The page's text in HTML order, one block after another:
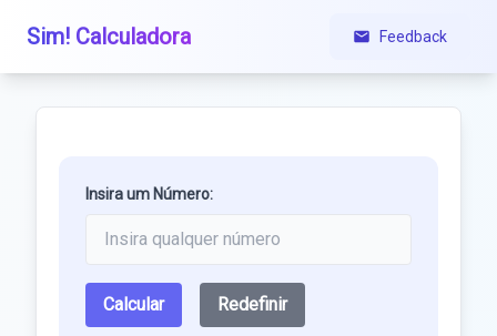
Sim! Calculadora Feedback
Insira um Número:
Calcular Redefinir